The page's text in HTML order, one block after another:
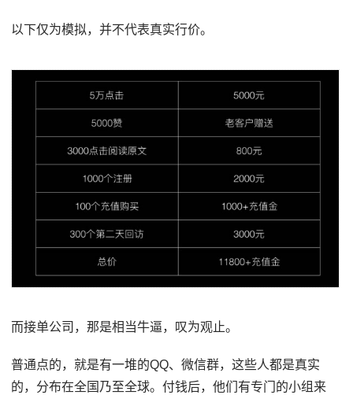
以下仅为模拟，并不代表真实行价。
而接单公司，那是相当牛逼，叹为观止。
普通点的，就是有一堆的QQ、微信群，这些人都是真实
的，分布在全国乃至全球。付钱后，他们有专门的小组来